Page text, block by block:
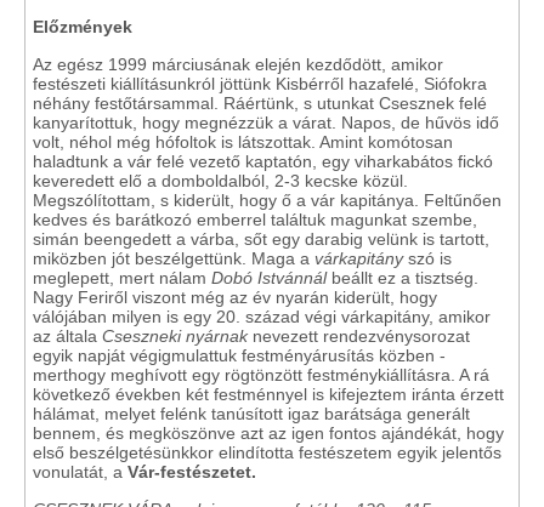
Előzmények
Az egész 1999 márciusának elején kezdődött, amikor
festészeti kiállításunkról jöttünk Kisbérről hazafelé, Siófokra
néhány festőtársammal. Ráértünk, s utunkat Csesznek felé
kanyarítottuk, hogy megnézzük a várat. Napos, de hűvös idő
volt, néhol még hófoltok is látszottak. Amint komótosan
haladtunk a vár felé vezető kaptatón, egy viharkabátos fickó
keveredett elő a domboldalból, 2-3 kecske közül.
Megszólítottam, s kiderült, hogy ő a vár kapitánya. Feltűnően
kedves és barátkozó emberrel találtuk magunkat szembe,
simán beengedett a várba, sőt egy darabig velünk is tartott,
miközben jót beszélgettünk. Maga a várkapitányszó is
meglepett, mert nálam Dobó Istvánnálbeállt ez a tisztség.
Nagy Feriről viszont még az év nyarán kiderült, hogy
válójában milyen is egy 20. század végi várkapitány, amikor
az általa Cseszneki nyárnak nevezett rendezvénysorozat
egyik napját végigmulattuk festményárusítás közben -
merthogy meghívott egy rögtönzött festménykiállításra. A rá
következő években két festménnyel is kifejeztem iránta érzett
hálámat, melyet felénk tanúsított igaz barátsága generált
bennem, és megköszönve azt az igen fontos ajándékát, hogy
első beszélgetésünkkor elindította festészetem egyik jelentős
vonulatát, a Vár-festészetet.